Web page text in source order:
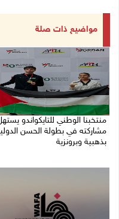
مواضيع ذات صلة
منتخبنا الوطني للتايكواندو
مشاركته في بطولة الحسن
بذهبية وبرونزية